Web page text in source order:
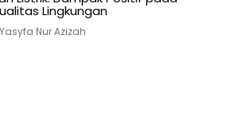
Lingkungan
Nur Azizah